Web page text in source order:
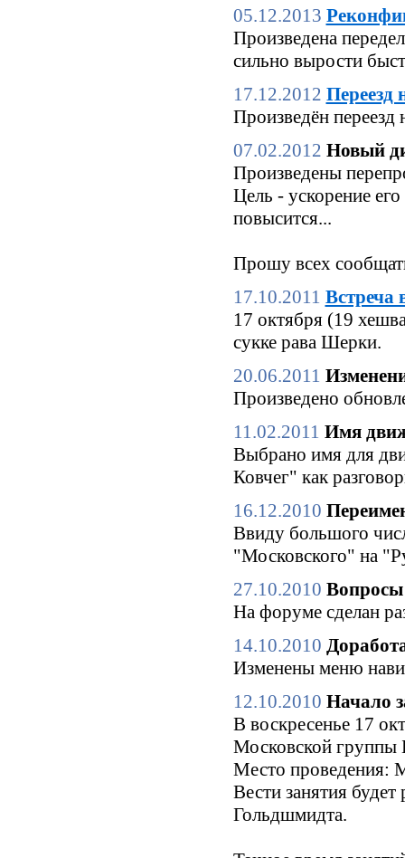
05.12.2013
Произведена
сильно вырости
17.12.2012 Переезд
Произведён переезд
07.02.2012 Новый
Произведены
Цель - ускорение
повысится...
Прошу всех
17.10.2011 Встреча
17 октября (19
сукке рава Шерки.
20.06.2011
Произведено
11.02.2011 Имя
Выбрано имя для
Ковчег" как
16.12.2010
Ввиду большого
"Московского" на
27.10.2010 Вопросы
На форуме сделан
14.10.2010
Изменены меню
12.10.2010 Начало
В воскресенье 17
Московской группы
Место проведения:
Вести занятия
Гольдшмидта.